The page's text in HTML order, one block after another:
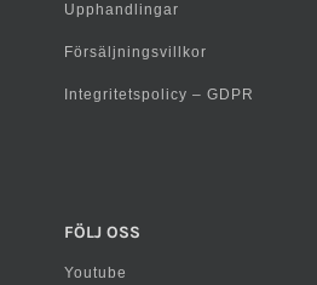
Upphandlingar
Försäljningsvillkor
Integritetspolicy – GDPR
FÖLJ OSS
Youtube